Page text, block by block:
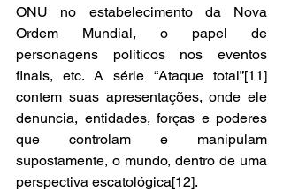
ONU no estabelecimento da Nova
Ordem Mundial, o papel de
personagens políticos nos eventos
finais, etc. A série “Ataque total”[11]
contem suas apresentações, onde ele
denuncia, entidades, forças e poderes
que controlam e manipulam
supostamente, o mundo, dentro de uma
perspectiva escatológica[12].